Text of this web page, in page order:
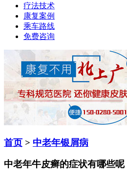
疗法技术
康复案例
乘车路线
免费咨询
首页 > 中老年银屑病
中老年牛皮癣的症状有哪些呢